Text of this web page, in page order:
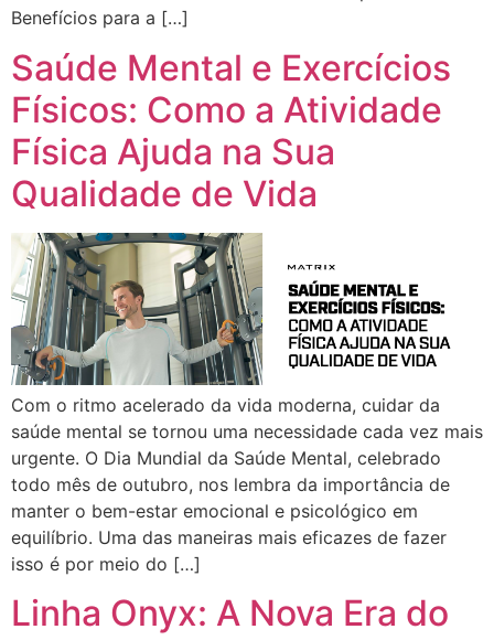
Benefícios para a […]
Saúde Mental e Exercícios
Físicos: Como a Atividade
Física Ajuda na Sua
Qualidade de Vida
Com o ritmo acelerado da vida moderna, cuidar da
saúde mental se tornou uma necessidade cada vez mais
urgente. O Dia Mundial da Saúde Mental, celebrado
todo mês de outubro, nos lembra da importância de
manter o bem-estar emocional e psicológico em
equilíbrio. Uma das maneiras mais eficazes de fazer
isso é por meio do […]
Linha Onyx: A Nova Era do